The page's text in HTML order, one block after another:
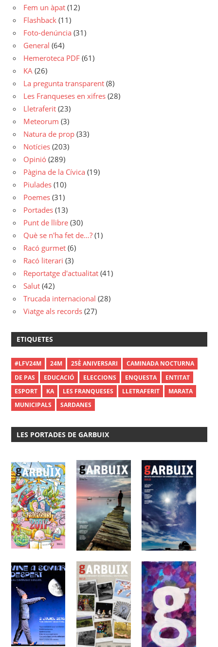
Fem un àpat (12)
Flashback (11)
Foto-denúncia (31)
General (64)
Hemeroteca PDF (61)
KA (26)
La pregunta transparent (8)
Les Franqueses en xifres (28)
Lletraferit (23)
Meteorum (3)
Natura de prop (33)
Notícies (203)
Opinió (289)
Pàgina de la Cívica (19)
Piulades (10)
Poemes (31)
Portades (13)
Punt de llibre (30)
Què se n'ha fet de…? (1)
Racó gurmet (6)
Racó literari (3)
Reportatge d'actualitat (41)
Salut (42)
Trucada internacional (28)
Viatge als records (27)
ETIQUETES
#LFV24M 24M 25È ANIVERSARI
CAMINADA NOCTURNA
DE PAS
EDUCACIÓ ELECCIONS ENQUESTA
ENTITAT
ESPORT
KA LES FRANQUESES LLETRAFERIT
MARATA
MUNICIPALS
SARDANES
LES PORTADES DE GARBUIX